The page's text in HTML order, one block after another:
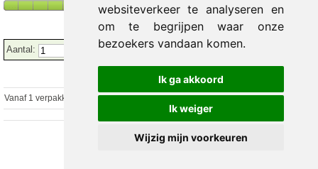
websiteverkeer te analyseren en
om te begrijpen waar onze
bezoekers vandaan komen.
Ik ga akkoord
Ik weiger
Wijzig mijn voorkeuren
Aantal:
Vanaf 1 verpakking € 2.29 excl. €2.77incl. 21% BTW